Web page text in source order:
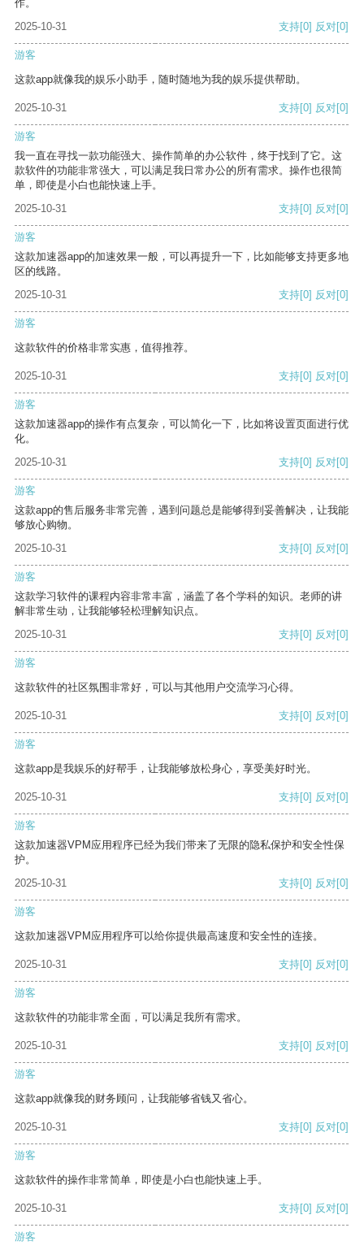
作。
2025-10-31
支持[0] 反对[0]
游客
这款app就像我的娱乐小助手，随时随地为我的娱乐提供帮助。
2025-10-31 支持[0] 反对[0]
游客
我一直在寻找一款功能强大、操作简单的办公软件，终于找到了它。这
款软件的功能非常强大，可以满足我日常办公的所有需求。操作也很简
单，即使是小白也能快速上手。
2025-10-31
支持[0] 反对[0]
游客
这款加速器app的加速效果一般，可以再提升一下，比如能够支持更多地
区的线路。
2025-10-31
支持[0] 反对[0]
游客
这款软件的价格非常实惠，值得推荐。
2025-10-31 支持[0] 反对[0]
游客
这款加速器app的操作有点复杂，可以简化一下，比如将设置页面进行优
化。
2025-10-31
支持[0] 反对[0]
游客
这款app的售后服务非常完善，遇到问题总是能够得到妥善解决，让我能
够放心购物。
2025-10-31
支持[0] 反对[0]
游客
这款学习软件的课程内容非常丰富，涵盖了各个学科的知识。老师的讲
解非常生动，让我能够轻松理解知识点。
2025-10-31
支持[0] 反对[0]
游客
这款软件的社区氛围非常好，可以与其他用户交流学习心得。
2025-10-31 支持[0] 反对[0]
游客
这款app是我娱乐的好帮手，让我能够放松身心，享受美好时光。
2025-10-31 支持[0] 反对[0]
游客
这款加速器VPM应用程序已经为我们带来了无限的隐私保护和安全性保
护。
2025-10-31
支持[0] 反对[0]
游客
这款加速器VPM应用程序可以给你提供最高速度和安全性的连接。
2025-10-31 支持[0] 反对[0]
游客
这款软件的功能非常全面，可以满足我所有需求。
2025-10-31 支持[0] 反对[0]
游客
这款app就像我的财务顾问，让我能够省钱又省心。
2025-10-31 支持[0] 反对[0]
游客
这款软件的操作非常简单，即使是小白也能快速上手。
2025-10-31 支持[0] 反对[0]
游客